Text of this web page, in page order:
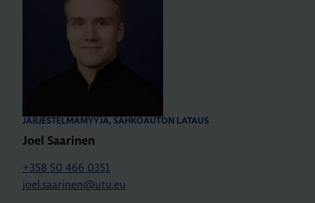
JÄRJESTELMÄMYYJÄ, SÄHKÖAUTON LATAUS
Joel Saarinen
+358 50 466 0351
joel.saarinen@utu.eu